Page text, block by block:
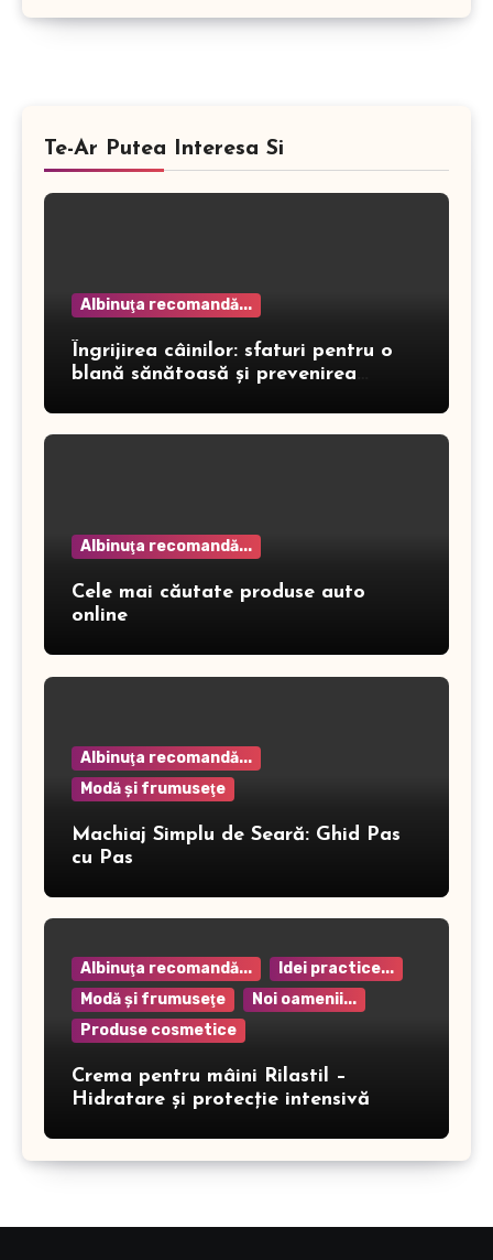
Te-Ar Putea Interesa Si
Albinuţa recomandă...
Îngrijirea câinilor: sfaturi pentru o
blană sănătoasă și prevenirea
Albinuţa recomandă...
Cele mai căutate produse auto
online
Albinuţa recomandă...
Modă şi frumuseţe
Machiaj Simplu de Seară: Ghid Pas
cu Pas
Albinuţa recomandă...
Idei practice...
Modă şi frumuseţe
Noi oamenii...
Produse cosmetice
Crema pentru mâini Rilastil –
Hidratare și protecție intensivă